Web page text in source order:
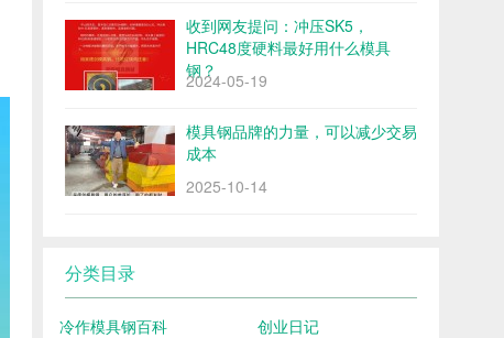
收到网友提问：冲压SK5，
HRC48度硬料最好用什么模具
钢？
2024-05-19
模具钢品牌的力量，可以减少交易
成本
2025-10-14
分类目录
冷作模具钢百科
创业日记